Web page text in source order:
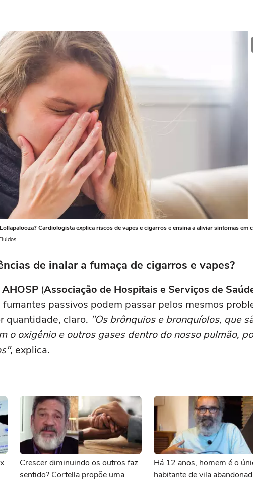
Cardiologista explica riscos de vapes e cigarros e ensina a aliviar sintomas em
de inalar a fumaça de cigarros e vapes?
AHOSP (Associação de Hospitais e Serviços de
fumantes passivos podem passar pelos mesmos
quantidade, claro. "Os brônquios e bronquíolos, que
o oxigênio e outros gases dentro do nosso pulmão,
, explica.
Crescer diminuindo os outros faz
sentido? Cortella propõe uma
Há 12 anos, homem é o
habitante de vila